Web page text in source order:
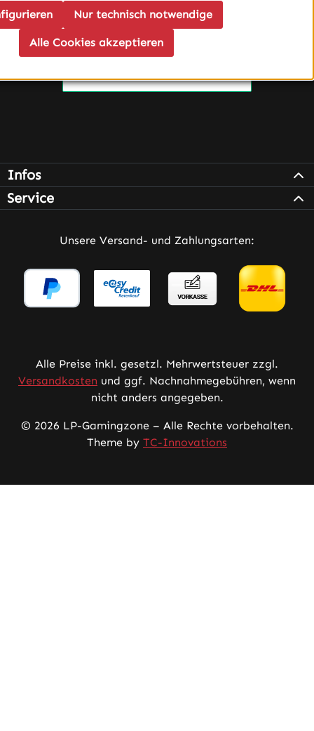
Schau auf Instagram vorbei – öffnet in neuem Tab
Sieh dir unsere TikTok-Videos an – öffnet in neuem
Sieh dir unsere Videos auf YouTube an – öffnet
Infos
Service
Unsere Versand- und Zahlungsarten:
Alle Preise inkl. gesetzl. Mehrwertsteuer zzgl.
Versandkosten und ggf. Nachnahmegebühren, wenn
nicht anders angegeben.
© 2026 LP-Gamingzone – Alle Rechte vorbehalten.
Theme by TC-Innovations
Nur technisch notwendige
Alle Cookies akzeptieren